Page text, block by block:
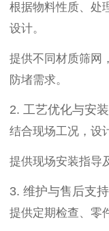
根据物料性质、处
设计。
提供不同材质筛网
防堵需求。
2. 工艺优化与安
结合现场工况，设
提供现场安装指导
3. 维护与售后支持
提供定期检查、零